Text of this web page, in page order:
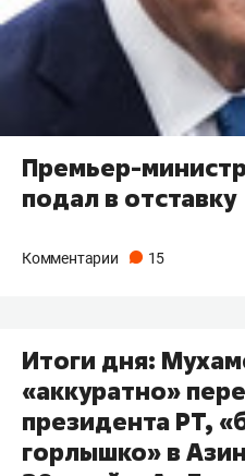
Премьер-
подал в отставку
Комментарии 15
Итоги дня:
«аккуратно»
президента РТ,
горлышко» в